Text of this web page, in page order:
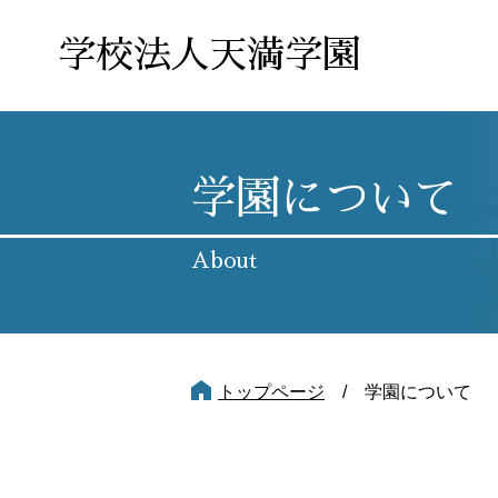
学校法人天満学園
学園について
About
トップページ 学園について